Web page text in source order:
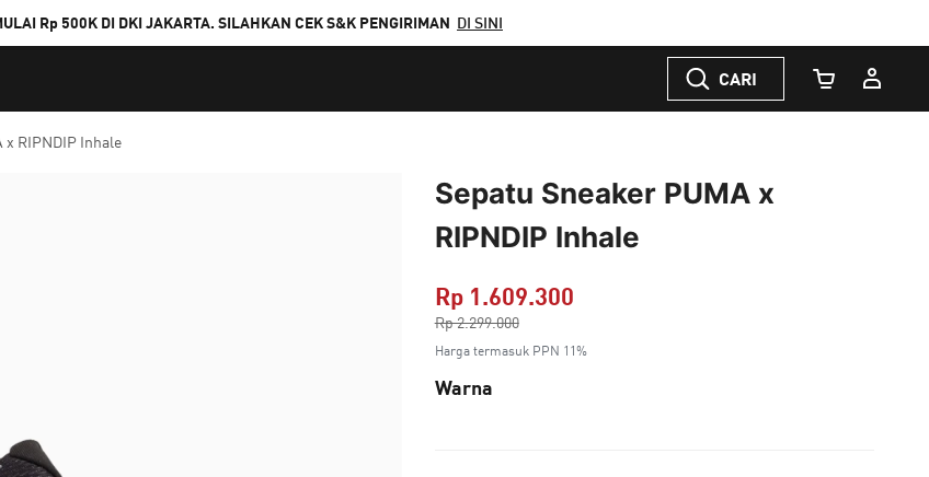
Rp 500K DI DKI JAKARTA. SILAHKAN CEK S&K PENGIRIMAN DI SINI
CARI
Jumlah
x RIPNDIP Inhale
Sepatu Sneaker PUMA x
RIPNDIP Inhale
Rp 1.609.300Harga dikurang dari
Rp 2.299.000
ke
Harga termasuk PPN 11%
Warna